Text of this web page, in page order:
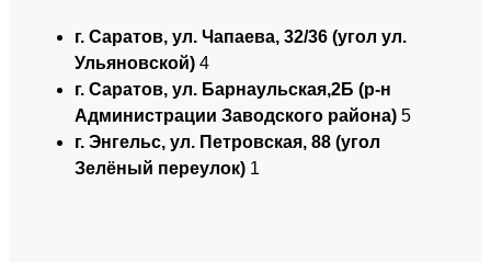
г. Саратов, ул. Чапаева, 32/36 (угол ул.
Ульяновской) 4
г. Саратов, ул. Барнаульская,2Б (р-н
Администрации Заводского района) 5
г. Энгельс, ул. Петровская, 88 (угол
Зелёный переулок) 1